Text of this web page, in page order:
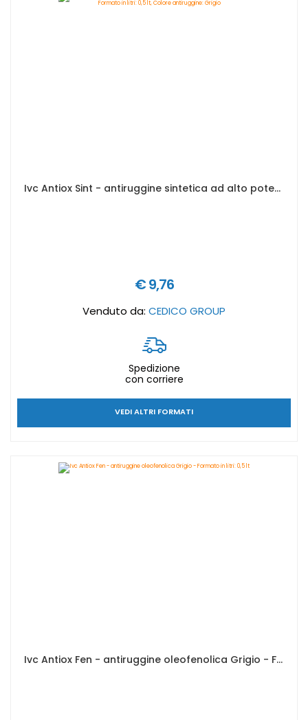
Ivc Antiox Sint - antiruggine sintetica ad alto potere anticorrosivo - Formato in litri: 0,5 lt, Colore antiruggine: Grigio
€ 9,76
Venduto da: CEDICO GROUP
Spedizione
con corriere
VEDI ALTRI FORMATI
Ivc Antiox Fen - antiruggine oleofenolica Grigio - Formato in litri: 0,5 lt